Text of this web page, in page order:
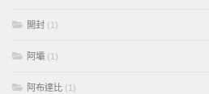
開封 (1)
阿壩 (1)
阿布達比 (1)